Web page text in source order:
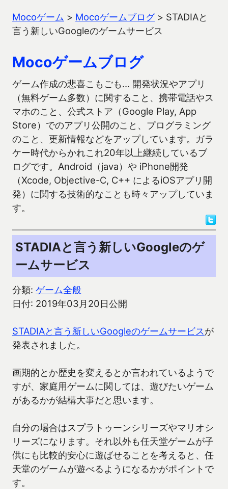
Mocoゲーム > Mocoゲームブログ> STADIAと
言う新しいGoogleのゲームサービス
Mocoゲームブログ
ゲーム作成の悲喜こもごも… 開発状況やアプリ
（無料ゲーム多数）に関すること、携帯電話やス
マホのこと、公式ストア（Google Play, App
Store）でのアプリ公開のこと、プログラミング
のこと、更新情報などをアップしています。ガラ
ケー時代からかれこれ20年以上継続しているブ
ログです。Android（java）や iPhone開発
（Xcode, Objective-C, C++ によるiOSアプリ開
発）に関する技術的なことも時々アップしていま
す。
STADIAと言う新しいGoogleのゲ
ームサービス
分類: ゲーム全般
日付: 2019年03月20日公開
STADIAと言う新しいGoogleのゲームサービスが
発表されました。
画期的とか歴史を変えるとか言われているようで
すが、家庭用ゲームに関しては、遊びたいゲーム
があるかが結構大事だと思います。
自分の場合はスプラトゥーンシリーズやマリオシ
リーズになります。それ以外も任天堂ゲームが子
供にも比較的安心に遊ばせることを考えると、任
天堂のゲームが遊べるようになるかがポイントで
す。